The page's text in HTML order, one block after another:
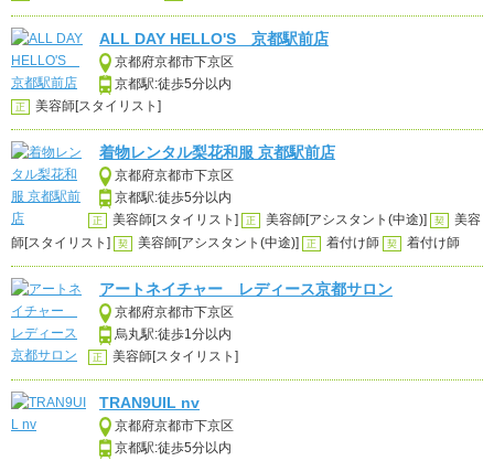
ALL DAY HELLO'S 京都駅前店
京都府京都市下京区
京都駅:徒歩5分以内
正 美容師[スタイリスト]
着物レンタル梨花和服 京都駅前店
京都府京都市下京区
京都駅:徒歩5分以内
正 美容師[スタイリスト] 正 美容師[アシスタント(中途)] 契
美容
師[スタイリスト]
契 美容師[アシスタント(中途)] 正 着付け師 契 着付け師
アートネイチャー レディース京都サロン
京都府京都市下京区
烏丸駅:徒歩1分以内
正 美容師[スタイリスト]
TRAN9UIL nv
京都府京都市下京区
京都駅:徒歩5分以内